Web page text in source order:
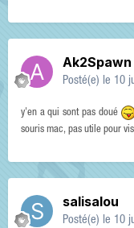
Ak2Spawn
Posté(e) le 10
y'en a qui sont pas doué
souris mac, pas utile pour
salisalou
Posté(e) le 10